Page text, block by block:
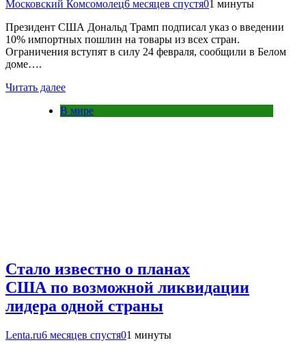
Московский Комсомолец6 месяцев спустя01 минуты
Президент США Дональд Трамп подписал указ о введении
10% импортных пошлин на товары из всех стран.
Ограничения вступят в силу 24 февраля, сообщили в Белом
доме….
Читать далее
В мире
Стало известно о планах
США по возможной ликвидации
лидера одной страны
Lenta.ru6 месяцев спустя01 минуты